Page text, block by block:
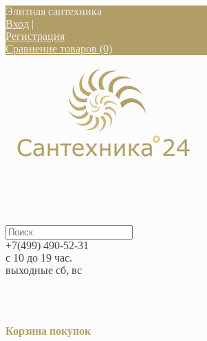
Элитная сантехника
Вход |
Регистрация
Сравнение товаров (0)
+7(499) 490-52-31
с 10 до 19 час.
выходные сб, вс
Корзина покупок